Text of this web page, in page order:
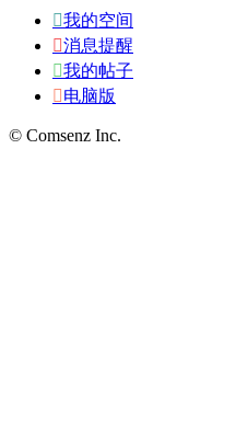
我的空间
消息提醒
我的帖子
电脑版
© Comsenz Inc.